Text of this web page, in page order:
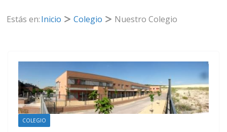
Estás en:Inicio Colegio Nuestro Colegio
COLEGIO